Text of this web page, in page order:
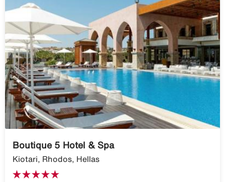
Boutique 5 Hotel & Spa
Kiotari, Rhodos, Hellas